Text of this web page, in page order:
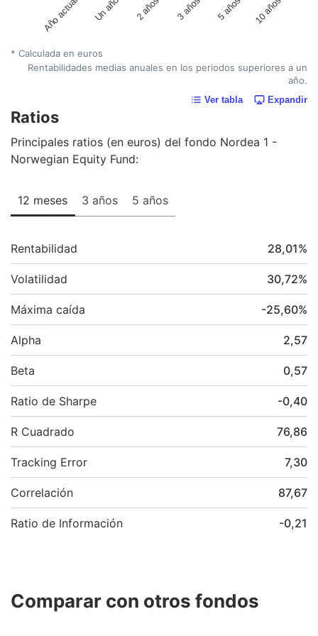
Año actual Un año 2 años 3 años 5 años 10 años
* Calculada en euros
Rentabilidades medias anuales en los periodos superiores a un
año.
Ver tabla Expandir
Ratios
Principales ratios (en euros) del fondo Nordea 1 -
Norwegian Equity Fund:
12 meses 3 años 5 años
Rentabilidad 28,01%
Volatilidad 30,72%
Máxima caída -25,60%
Alpha 2,57
Beta 0,57
Ratio de Sharpe -0,40
R Cuadrado 76,86
Tracking Error 7,30
Correlación 87,67
Ratio de Información -0,21
Comparar con otros fondos